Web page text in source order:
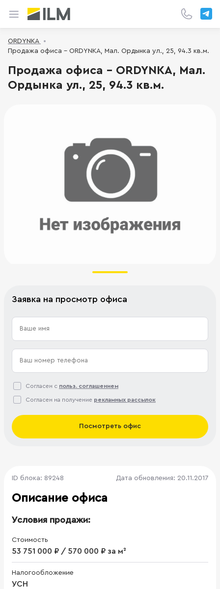
ORDYNKA
Продажа офиса - ORDYNKA, Мал. Ордынка ул., 25, 94.3 кв.м.
Продажа офиса - ORDYNKA, Мал.
Ордынка ул., 25, 94.3 кв.м.
Заявка на просмотр офиса
Согласен с польз. соглашением
Согласен на получение рекламных рассылок
Посмотреть офис
ID блока: 89248 Дата обновления: 20.11.2017
Описание офиса
Условия продажи:
Стоимость
53 751 000 ₽ / 570 000 ₽ за м²
Налогообложение
УСН